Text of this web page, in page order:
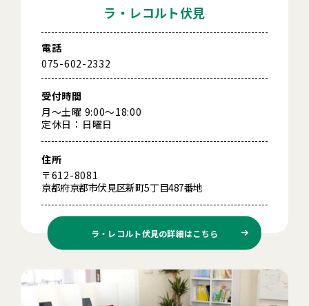
ラ・レコルト伏見
電話
075-602-2332
受付時間
月～土曜 9:00～18:00
定休日：日曜日
住所
〒612-8081
京都府京都市伏見区新町5丁目487番地
ラ・レコルト伏見の詳細はこちら